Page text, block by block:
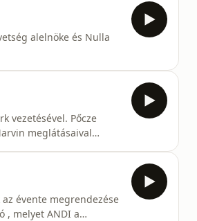
alelnöke és Nulla
vezetésével. Pőcze
meglátásaival
évente megrendezése
, melyet ANDI a